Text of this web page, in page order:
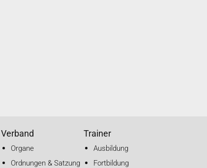
Verband
Organe
Ordnungen & Satzung
Trainer
Ausbildung
Fortbildung